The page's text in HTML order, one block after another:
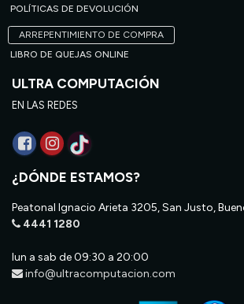
POLÍTICAS DE DEVOLUCIÓN
ARREPENTIMIENTO DE COMPRA
LIBRO DE QUEJAS ONLINE
ULTRA COMPUTACIÓN
EN LAS REDES
¿DÓNDE ESTAMOS?
Peatonal Ignacio Arieta 3205, San Justo,
4441 1280
lun a sab de 09:30 a 20:00
info@ultracomputacion.com